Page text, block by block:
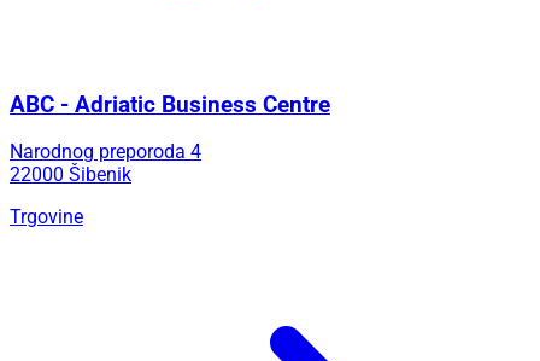
ABC - Adriatic Business Centre
Narodnog preporoda 4
22000 Šibenik
Trgovine